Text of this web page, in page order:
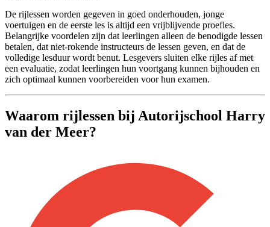
De rijlessen worden gegeven in goed onderhouden, jonge
voertuigen en de eerste les is altijd een vrijblijvende proefles.
Belangrijke voordelen zijn dat leerlingen alleen de benodigde lessen
betalen, dat niet-rokende instructeurs de lessen geven, en dat de
volledige lesduur wordt benut. Lesgevers sluiten elke rijles af met
een evaluatie, zodat leerlingen hun voortgang kunnen bijhouden en
zich optimaal kunnen voorbereiden voor hun examen.
Waarom rijlessen bij Autorijschool Harry
van der Meer?